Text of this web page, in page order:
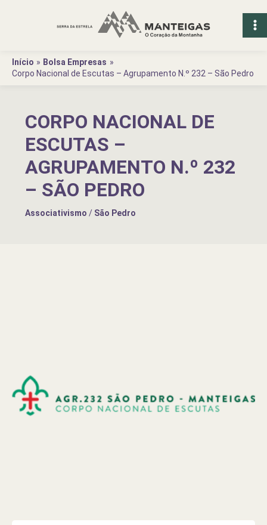
Início
Bolsa Empresas
Corpo Nacional de Escutas – Agrupamento N.º 232 – São Pedro
CORPO NACIONAL DE
ESCUTAS –
AGRUPAMENTO N.º 232
– SÃO PEDRO
Associativismo / São Pedro